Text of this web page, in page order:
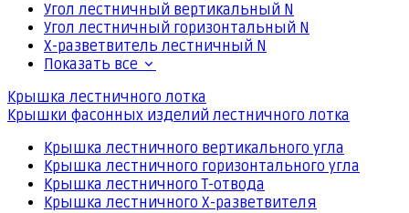
Угол лестничный вертикальный N
Угол лестничный горизонтальный N
Х-разветвитель лестничный N
Показать все
Крышка лестничного лотка
Крышки фасонных изделий лестничного лотка
Крышка лестничного вертикального угла
Крышка лестничного горизонтального угла
Крышка лестничного Т-отвода
Крышка лестничного Х-разветвителя